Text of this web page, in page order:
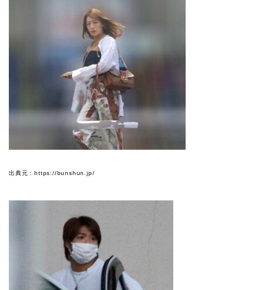
出典元：https://bunshun.jp/